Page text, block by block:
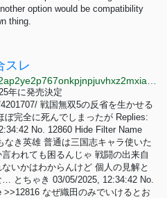
option would be compatibility
thing.
スレ
年に発売決定
戦国無双5の反省を生かせる
完全に死んでしまったが Replies:
No. 12860 Hide Filter Name
なき英雄 普通は三国志キャラ使いた
われても困るんじゃ 戦闘の出来自
いかはわからんけど 個人の見解と
とちゃき 03/05/2025, 12:34:42 No.
なぜ織田のみでいけるとお